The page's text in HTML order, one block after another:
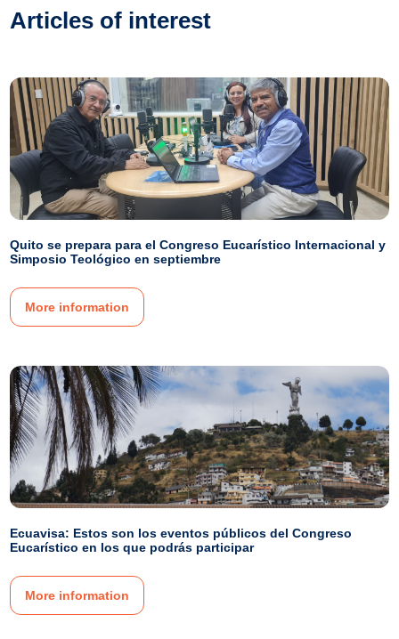
Articles of interest
Quito se prepara para el Congreso Eucarístico Internacional y
Simposio Teológico en septiembre
More information
Ecuavisa: Estos son los eventos públicos del Congreso
Eucarístico en los que podrás participar
More information